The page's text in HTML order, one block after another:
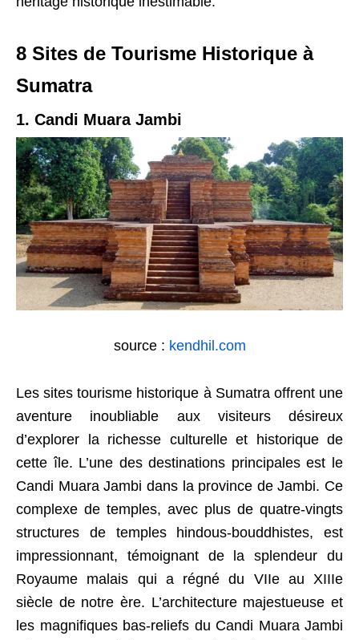
8 Sites de Tourisme Historique à
Sumatra
1. Candi Muara Jambi
source : kendhil.com
Les sites tourisme historique à Sumatra offrent une
aventure inoubliable aux visiteurs désireux
d’explorer la richesse culturelle et historique de
cette île. L’une des destinations principales est le
Candi Muara Jambi dans la province de Jambi. Ce
complexe de temples, avec plus de quatre-vingts
structures de temples hindous-bouddhistes, est
impressionnant, témoignant de la splendeur du
Royaume malais qui a régné du VIIe au XIIIe
siècle de notre ère. L’architecture majestueuse et
les magnifiques bas-reliefs du Candi Muara Jambi